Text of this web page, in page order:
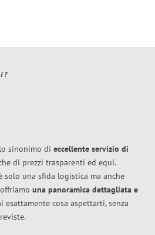
sinonimo di eccellente servizio di
di prezzi trasparenti ed equi.
solo una sfida logistica ma anche
una panoramica dettagliata e
esattamente cosa aspettarti, senza